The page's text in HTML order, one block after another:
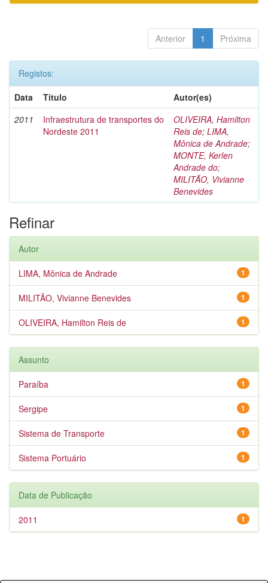
Anterior 1 Próxima
Registos:
Data
Título
Autor(es)
2011
Infraestrutura de transportes do
Nordeste 2011
OLIVEIRA, Hamilton
Reis de; LIMA,
Mônica de Andrade;
MONTE, Kerlen
Andrade do;
MILITÃO, Vivianne
Benevides
Refinar
Autor
1
LIMA, Mônica de Andrade
1
MILITÃO, Vivianne Benevides
1
OLIVEIRA, Hamilton Reis de
Assunto
1
Paraíba
1
Sergipe
1
Sistema de Transporte
1
Sistema Portuário
Data de Publicação
1
2011